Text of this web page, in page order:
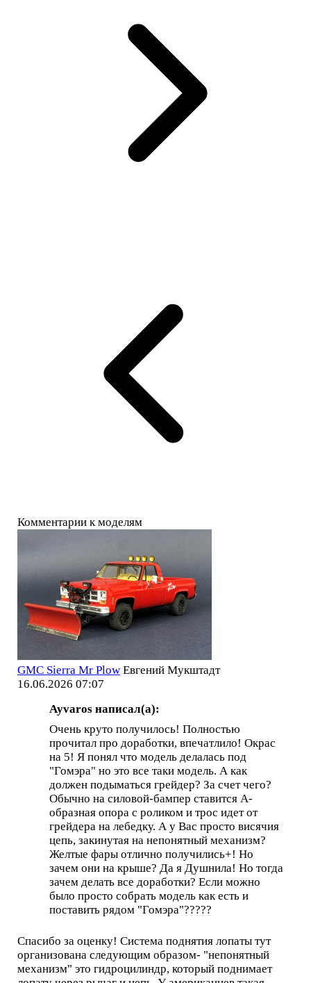
Комментарии к моделям
GMC Sierra Mr Plow Евгений Мукштадт
16.06.2026 07:07
Ayvaros написал(а):
Очень круто получилось! Полностью
прочитал про доработки, впечатлило! Окрас
на 5! Я понял что модель делалась под
"Гомэра" но это все таки модель. А как
должен подыматься грейдер? За счет чего?
Обычно на силовой-бампер ставится А-
образная опора с роликом и трос идет от
грейдера на лебедку. А у Вас просто висячия
цепь, закинутая на непонятный механизм?
Желтые фары отлично получились+! Но
зачем они на крыше? Да я Душнила! Но тогда
зачем делать все доработки? Если можно
было просто собрать модель как есть и
поставить рядом "Гомэра"?????
Спасибо за оценку! Система поднятия лопаты тут
организована следующим образом- "непонятный
механизм" это гидроцилиндр, который поднимает